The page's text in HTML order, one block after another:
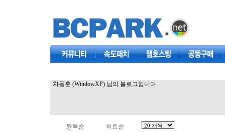
차동훈 (WindowXP) 님의 블로그입니다.
등록순 히트순